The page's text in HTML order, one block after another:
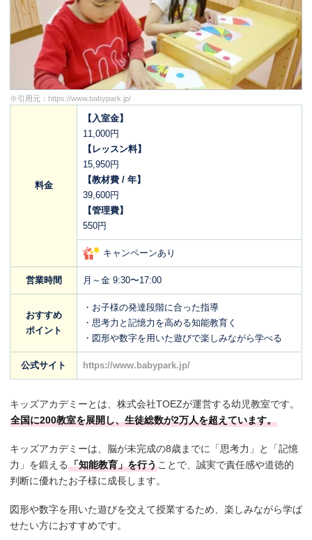
※引用元： https://www.babypark.jp/
料金
【入室金】
11,000円
【レッスン料】
15,950円
【教材費 / 年】
39,600円
【管理費】
550円
キャンペーンあり
営業時間 月～金 9:30〜17:00
おすすめ
ポイント
・お子様の発達段階に合った指導
・思考力と記憶力を高める知能教育く
・図形や数字を用いた遊びで楽しみながら学べる
公式サイト https://www.babypark.jp/
キッズアカデミーとは、株式会社TOEZが運営する幼児教室です。
全国に200教室を展開し、生徒総数が2万人を超えています。
キッズアカデミーは、脳が未完成の8歳までに「思考力」と「記憶
力」を鍛える「知能教育」を行うことで、誠実で責任感や道徳的
判断に優れたお子様に成長します。
図形や数字を用いた遊びを交えて授業するため、楽しみながら学ば
せたい方におすすめです。